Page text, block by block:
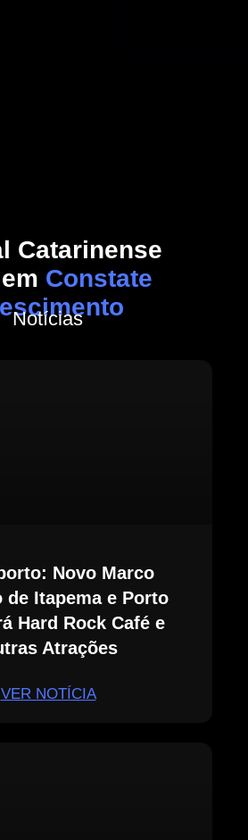
Catarinense
Constate
Notícias
Novo Marco
de Itapema e Porto
Hard Rock Café e
Atrações
VER NOTÍCIA